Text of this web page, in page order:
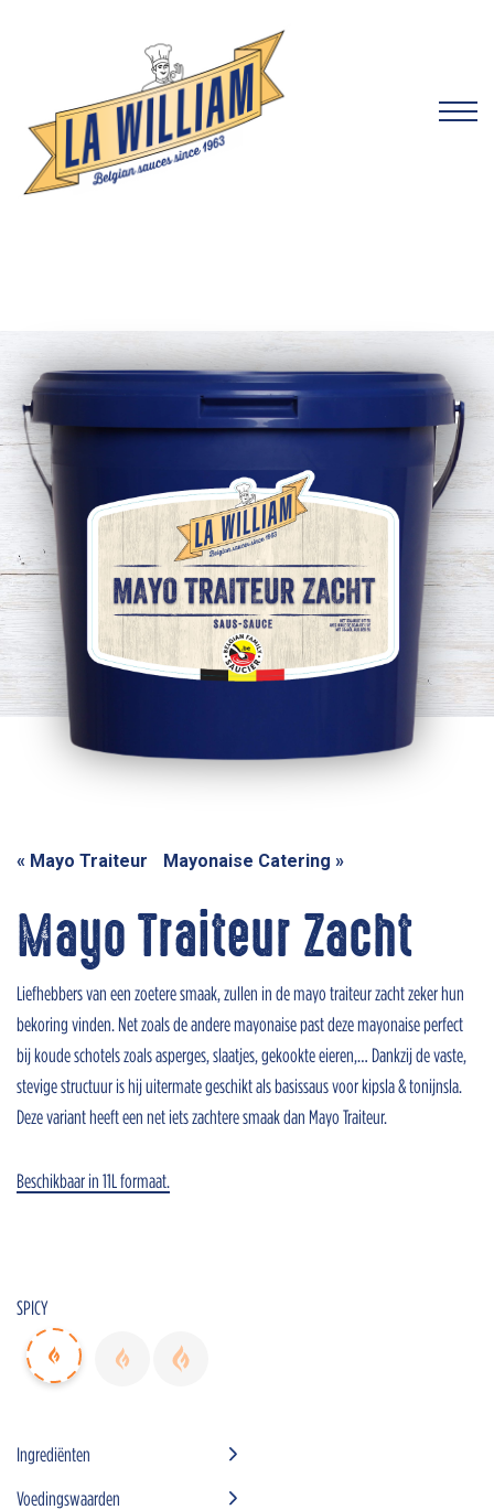
Home
« Mayo Traiteur Mayonaise Catering »
Mayo Traiteur Zacht
Liefhebbers van een zoetere smaak, zullen in de mayo traiteur zacht zeker hun
bekoring vinden. Net zoals de andere mayonaise past deze mayonaise perfect
bij koude schotels zoals asperges, slaatjes, gekookte eieren,… Dankzij de vaste,
stevige structuur is hij uitermate geschikt als basissaus voor kipsla & tonijnsla.
Deze variant heeft een net iets zachtere smaak dan Mayo Traiteur.
Beschikbaar in 11L formaat.
SPICY
Ingrediënten
Voedingswaarden